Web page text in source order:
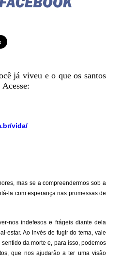
já viveu e o que os santos
vida/
mas se a compreendermos sob a
la com esperança nas promessas de
nos indefesos e frágeis diante dela
estar. Ao invés de fugir do tema, vale
da morte e, para isso, podemos
que nos ajudarão a ter uma visão